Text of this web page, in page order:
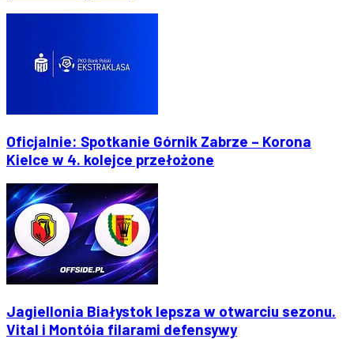
Oficjalnie: Spotkanie Górnik Zabrze – Korona
Kielce w 4. kolejce przełożone
Jagiellonia Białystok lepsza w otwarciu sezonu.
Vital i Montóia filarami defensywy